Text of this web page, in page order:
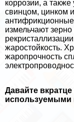
коррозии, а также
свинцом, цинком
антифрикционные
измельчают
жаростойкость.
жаропрочность
Давайте
используемыми